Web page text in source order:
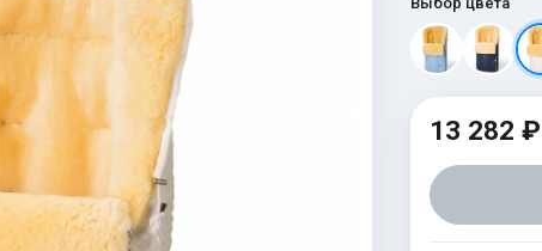
13 282 ₽